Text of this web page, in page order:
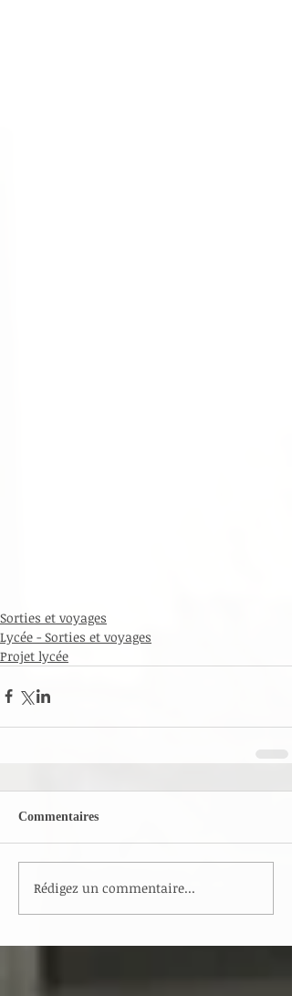
Sorties et voyages
Lycée - Sorties et voyages
Projet lycée
Commentaires
Rédigez un commentaire...